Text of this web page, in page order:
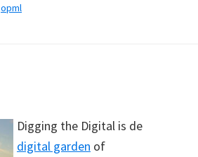
opml
Digging the Digital is de
digital garden of